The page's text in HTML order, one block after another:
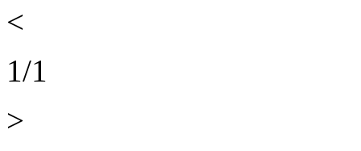
<
1/1
>